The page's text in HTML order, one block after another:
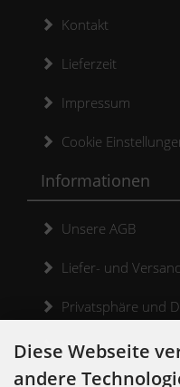
Kontakt
Lieferzeit
Impressum
Cookie
Informationen
Unsere AGB
Liefer- und
Privatsphäre und
Widerrufsrecht
Diese Webseite
andere